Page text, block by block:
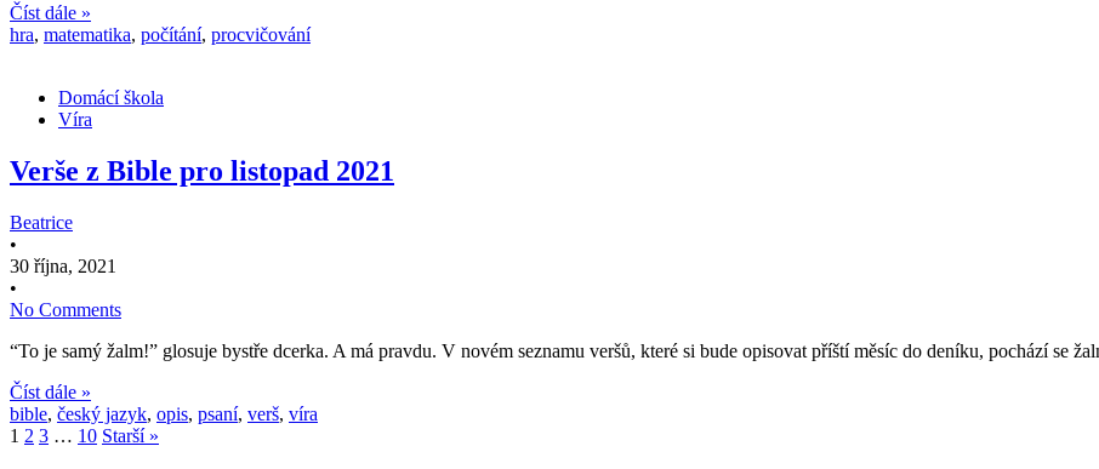
Číst dále »
hra, matematika, počítání, procvičování
Domácí škola
Víra
Verše z Bible pro listopad 2021
Beatrice
•
30 října, 2021
•
No Comments
“To je samý žalm!” glosuje bystře dcerka. A má pravdu. V novém seznamu veršů, které si bude opisovat příští měsíc do deníku, pochází se
Číst dále »
bible, český jazyk, opis, psaní, verš, víra
1 2 3 … 10 Starší »